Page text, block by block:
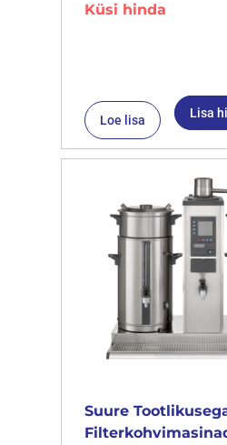
Küsi hinda
Loe lisa Lisa
Suure